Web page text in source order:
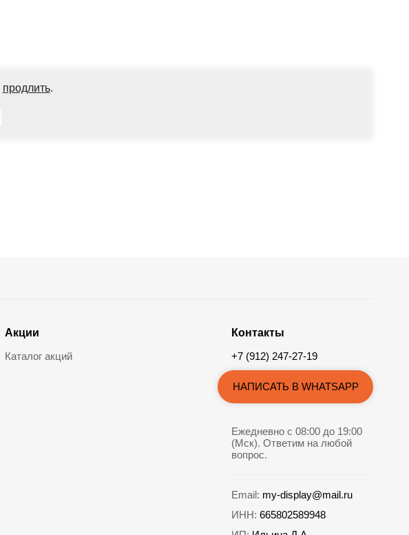
продлить.
Акции
Каталог акций
Контакты
+7 (912) 247-27-19
НАПИСАТЬ В WHATSAPP
Ежедневно с 08:00 до 19:00
(Мск). Ответим на любой
вопрос.
Email: my-display@mail.ru
ИНН: 665802589948